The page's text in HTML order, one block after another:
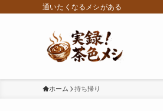
通いたくなるメシがある
ホーム 持ち帰り